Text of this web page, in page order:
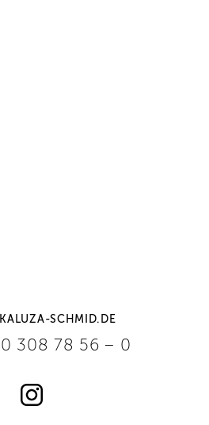
SCHMID.DE
308 78 56 – 0